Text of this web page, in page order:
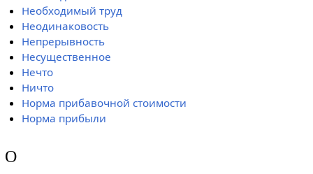
Необходимый труд
Неодинаковость
Непрерывность
Несущественное
Нечто
Ничто
Норма прибавочной стоимости
Норма прибыли
О